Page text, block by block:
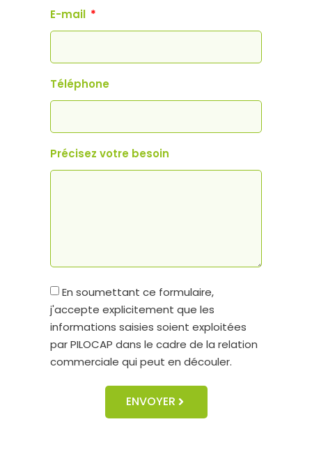
E-mail
Téléphone
Précisez votre besoin
En soumettant ce formulaire,
j'accepte explicitement que les
informations saisies soient exploitées
par PILOCAP dans le cadre de la relation
commerciale qui peut en découler.
ENVOYER